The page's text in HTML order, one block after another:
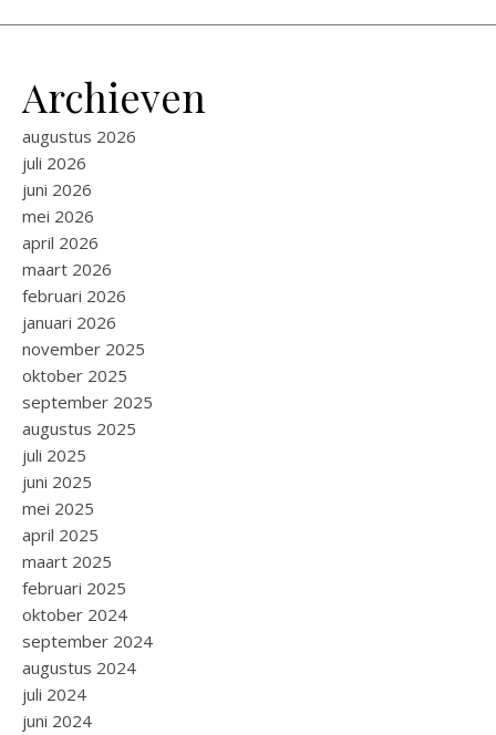
Archieven
augustus 2026
juli 2026
juni 2026
mei 2026
april 2026
maart 2026
februari 2026
januari 2026
november 2025
oktober 2025
september 2025
augustus 2025
juli 2025
juni 2025
mei 2025
april 2025
maart 2025
februari 2025
oktober 2024
september 2024
augustus 2024
juli 2024
juni 2024